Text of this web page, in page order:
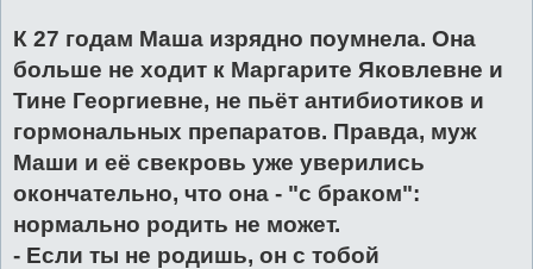
К 27 годам Маша изрядно поумнела. Она
больше не ходит к Маргарите Яковлевне и
Тине Георгиевне, не пьёт антибиотиков и
гормональных препаратов. Правда, муж
Маши и её свекровь уже уверились
окончательно, что она - "с браком":
нормально родить не может.
- Если ты не родишь, он с тобой